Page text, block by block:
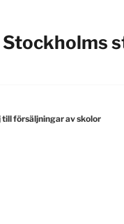
till försäljningar av skolor